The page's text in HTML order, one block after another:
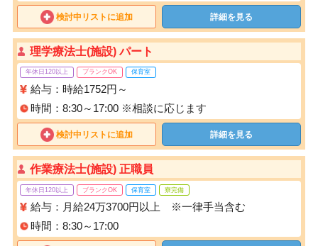
検討中リストに追加 詳細を見る
理学療法士(施設) パート
年休日120以上 ブランクOK 保育室
給与：時給1752円～
時間：8:30～17:00 ※相談に応じます
検討中リストに追加 詳細を見る
作業療法士(施設) 正職員
年休日120以上 ブランクOK 保育室 寮完備
給与：月給24万3700円以上 ※一律手当含む
時間：8:30～17:00